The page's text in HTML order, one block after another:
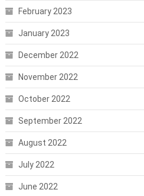
February 2023
January 2023
December 2022
November 2022
October 2022
September 2022
August 2022
July 2022
June 2022